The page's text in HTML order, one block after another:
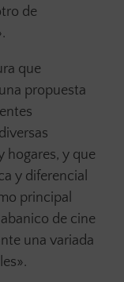
de
que
propuesta
hogares, y que
y diferencial
principal
de cine
una variada